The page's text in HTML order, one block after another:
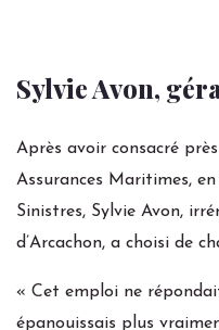
Sylvie Avon,
Après avoir consacré
Assurances Maritimes,
Sinistres, Sylvie Avon,
d’Arcachon, a choisi de
« Cet emploi ne
épanouissais plus